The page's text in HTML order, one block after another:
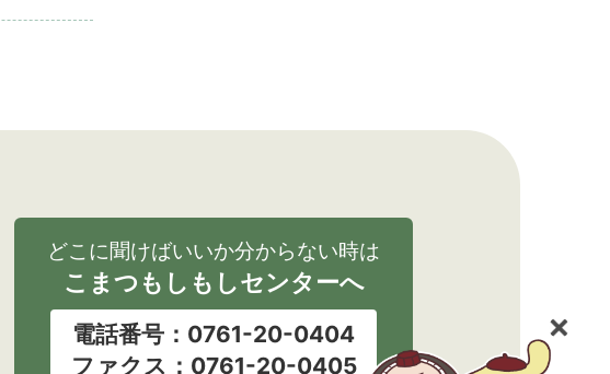
どこに聞けばいいか分からない時は
こまつもしもしセンターへ
電話番号：0761-20-0404
ファクス：0761-20-0405